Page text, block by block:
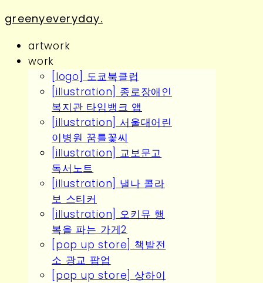
greenyeveryday.
artwork
work
[logo] 도쿄북클럽
[illustration] 종로장애인
복지관 타임뱅크 앱
[illustration] 서울대어린
이병원 꿈틀꽃씨
[illustration] 교보문고
독서노트
[illustration] 낼나 콜라
보 스티커
[illustration] 오키뮤 행
복을 파는 가게2
[pop up store] 책발전
소 광교 팝업
[pop up store] 상하이